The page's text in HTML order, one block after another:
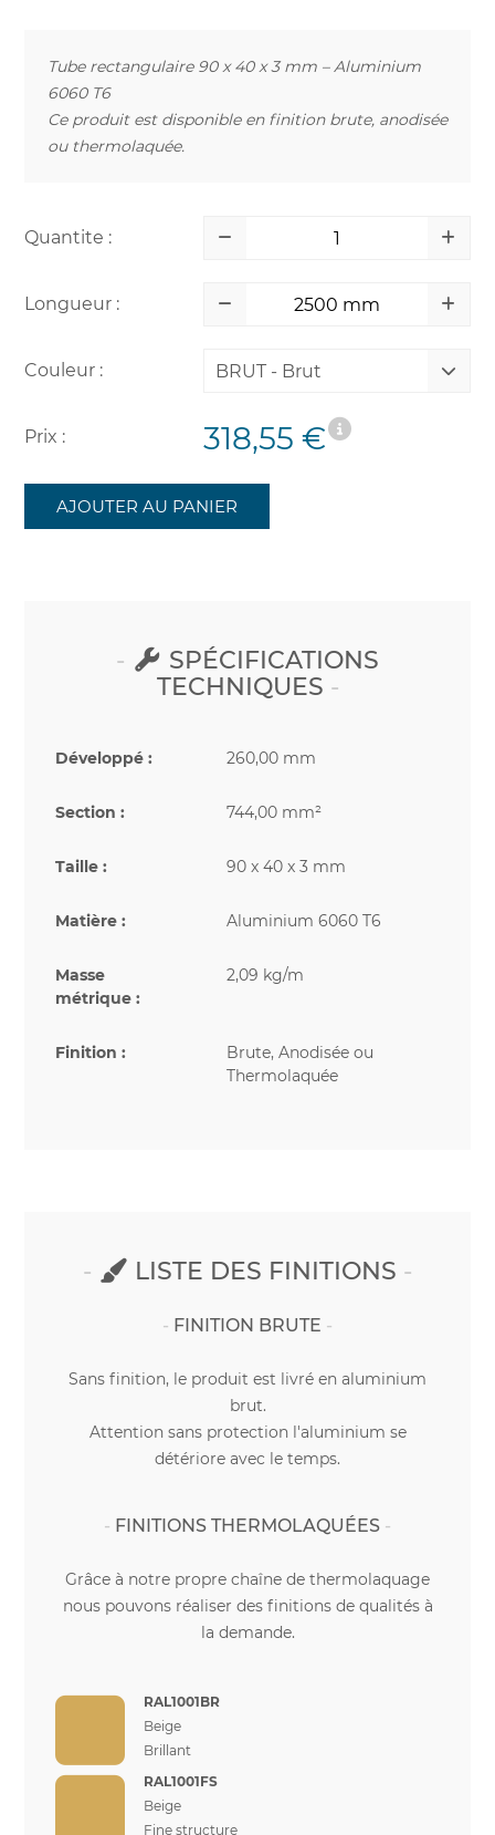
Tube rectangulaire 90 x 40 x 3 mm – Aluminium
6060 T6
Ce produit est disponible en finition brute, anodisée
ou thermolaquée.
Quantite :
Longueur :
Couleur : BRUT - Brut
Prix : 318,55 €
AJOUTER AU PANIER
SPÉCIFICATIONS
TECHNIQUES
Développé : 260,00 mm
Section : 744,00 mm²
Taille : 90 x 40 x 3 mm
Matière : Aluminium 6060 T6
Masse
métrique :
2,09 kg/m
Finition :
Brute, Anodisée ou
Thermolaquée
LISTE DES FINITIONS
FINITION BRUTE
Sans finition, le produit est livré en aluminium
brut.
Attention sans protection l'aluminium se
détériore avec le temps.
FINITIONS THERMOLAQUÉES
Grâce à notre propre chaîne de thermolaquage
nous pouvons réaliser des finitions de qualités à
la demande.
RAL1001BR
Beige
Brillant
RAL1001FS
Beige
Fine structure